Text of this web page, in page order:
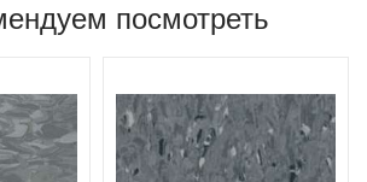
посмотреть